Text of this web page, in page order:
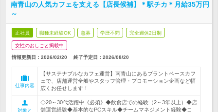
南青山の人気カフェを支える【店長候補】＊駅チカ＊月給35万円
～
正社員 職種未経験OK 急募 学歴不問 完全週休2日制
女性のおしごと掲載中
情報更新日：2026/02/20 終了予定日： 2026/08/20
仕事内容
【サステナブルなカフェ運営】南青山にあるプラントベースカフ
ェで、店舗運営全般やスタッフ管理・プロモーション企画など幅
広くお任せします！
対象と
◇20～30代活躍中《必須》◆飲食店での経験（2～3年以上）◆店
舗運営経験◆基本的なPCスキル◆チームマネジメント経験◆コ